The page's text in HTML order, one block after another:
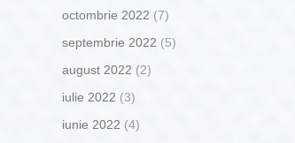
octombrie 2022 (7)
septembrie 2022 (5)
august 2022 (2)
iulie 2022 (3)
iunie 2022 (4)